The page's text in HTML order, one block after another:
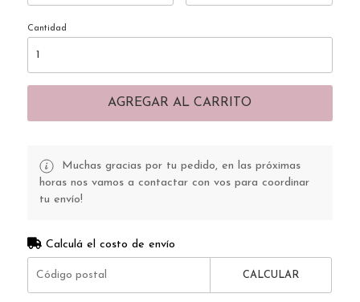
Cantidad
AGREGAR AL CARRITO
Muchas gracias por tu pedido, en las próximas
horas nos vamos a contactar con vos para coordinar
tu envío!
Calculá el costo de envío
CALCULAR